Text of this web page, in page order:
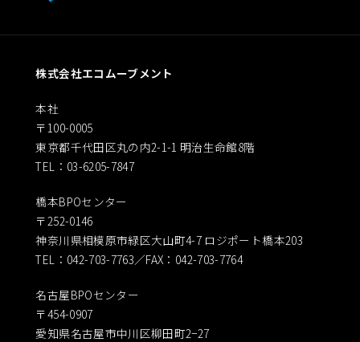
株式会社エコムーブメント
本社
〒100-0005
東京都千代田区丸の内2-1-1 明治生命館8階
TEL：03-6205-7847
橋本BPOセンター
〒252-0146
神奈川県相模原市緑区大山町4-7 ロジポート橋本203
TEL：042-703-7763／FAX：042-703-7764
名古屋BPOセンター
〒454-0907
愛知県名古屋市中川区柳田町2−27